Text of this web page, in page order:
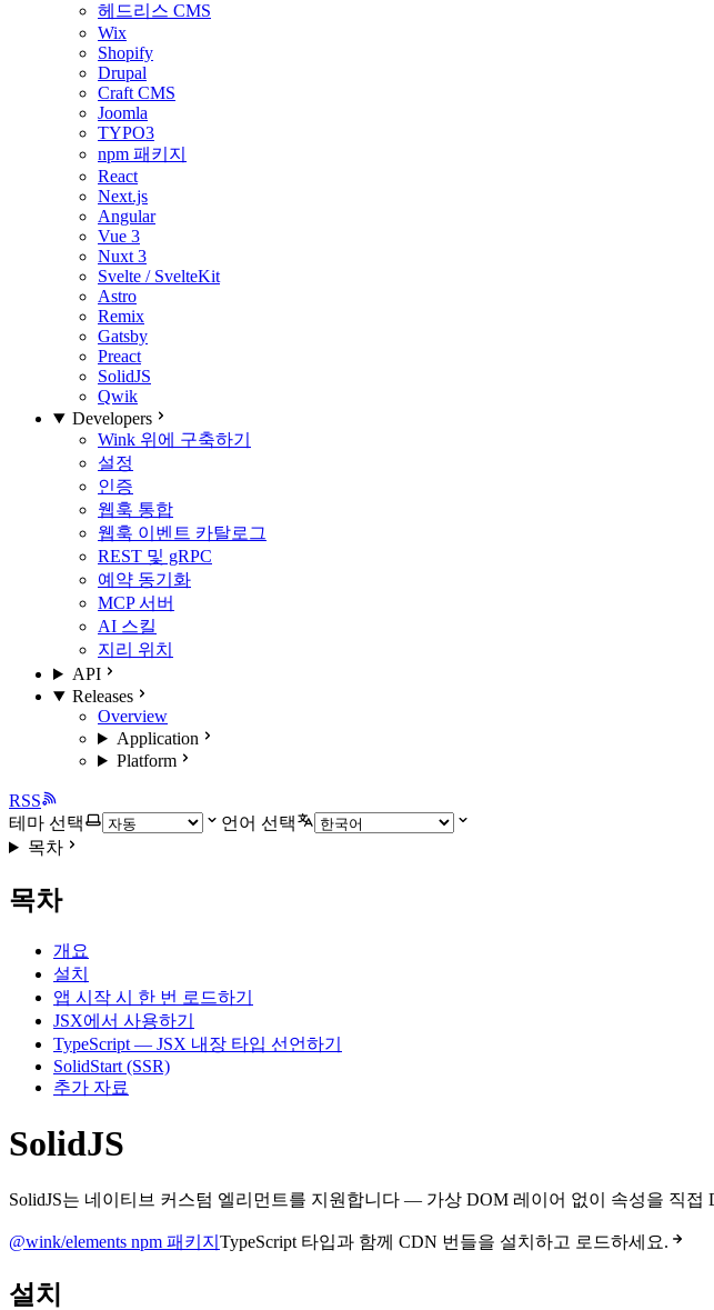
헤드리스 CMS
Wix
Shopify
Drupal
Craft CMS
Joomla
TYPO3
npm 패키지
React
Next.js
Angular
Vue 3
Nuxt 3
Svelte / SvelteKit
Astro
Remix
Gatsby
Preact
SolidJS
Qwik
Developers
Wink 위에 구축하기
설정
인증
웹훅 통합
웹훅 이벤트 카탈로그
REST 및 gRPC
예약 동기화
MCP 서버
AI 스킬
지리 위치
API
Releases
Overview
Application
Platform
RSS
테마 선택
언어 선택
목차
목차
개요
설치
앱 시작 시 한 번 로드하기
JSX에서 사용하기
TypeScript — JSX 내장 타입 선언하기
SolidStart (SSR)
추가 자료
SolidJS
SolidJS는 네이티브 커스텀 엘리먼트를 지원합니다 — 가상 DOM 레이어 없이 속성을 직
@wink/elements npm 패키지 TypeScript 타입과 함께 CDN 번들을 설치하고 로드하세요.
설치